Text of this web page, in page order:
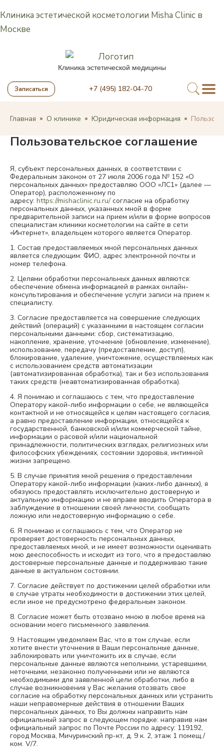
Клиника эстетической косметологии Misha Clinic в
Москве
Клиника эстетической медицины
Записаться +7 (495) 182-04-70
Главная О клинике Юридическая информация
Пользовательское соглашение
Я, субъект персональных данных, в соответствии с
Федеральным законом от 27 июля 2006 года № 152 «О
персональных данных» предоставляю ООО «ЛС1» (далее —
Оператор), расположенному по
адресу: https://mishaclinic.ru.ru/ согласие на обработку
персональных данных, указанных мной в форме
предварительной записи на прием и/или в форме вопросов
специалистам клиники косметологии на сайте в сети
«Интернет», владельцем которого является Оператор.
1. Состав предоставляемых мной персональных данных
является следующим: ФИО, адрес электронной почты и
номер телефона.
2. Целями обработки персональных данных являются:
обеспечение обмена информацией в рамках онлайн-
консультирования и обеспечение услуги записи на прием к
специалисту.
3. Согласие предоставляется на совершение следующих
действий (операций) с указанными в настоящем согласии
персональными данными: сбор, систематизацию,
накопление, хранение, уточнение (обновление, изменение),
использование, передачу (предоставление, доступ),
блокирование, удаление, уничтожение, осуществляемых как
с использованием средств автоматизации
(автоматизированная обработка), так и без использования
таких средств (неавтоматизированная обработка).
4. Я понимаю и соглашаюсь с тем, что предоставление
Оператору какой-либо информации о себе, не являющейся
контактной и не относящейся к целям настоящего согласия,
а равно предоставление информации, относящейся к
государственной, банковской и/или коммерческой тайне,
информации о расовой и/или национальной
принадлежности, политических взглядах, религиозных или
философских убеждениях, состоянии здоровья, интимной
жизни запрещено.
5. В случае принятия мной решения о предоставлении
Оператору какой-либо информации (каких-либо данных), я
обязуюсь предоставлять исключительно достоверную и
актуальную информацию и не вправе вводить Оператора в
заблуждение в отношении своей личности, сообщать
ложную или недостоверную информацию о себе.
6. Я понимаю и соглашаюсь с тем, что Оператор не
проверяет достоверность персональных данных,
предоставляемых мной, и не имеет возможности оценивать
мою дееспособность и исходит из того, что я предоставляю
достоверные персональные данные и поддерживаю такие
данные в актуальном состоянии.
7. Согласие действует по достижении целей обработки или
в случае утраты необходимости в достижении этих целей,
если иное не предусмотрено федеральным законом.
8. Согласие может быть отозвано мною в любое время на
основании моего письменного заявления.
9. Настоящим уведомляем Вас, что в том случае, если
хотите внести уточнения в Ваши персональные данные,
заблокировать или уничтожить их в случае, если
персональные данные являются неполными, устаревшими,
неточными, незаконно полученными или не являются
необходимыми для заявленной цели обработки, либо в
случае возникновения у Вас желания отозвать свое
согласие на обработку персональных данных или устранить
наши неправомерные действия в отношении Ваших
персональных данных, то Вы должны направить нам
официальный запрос в следующем порядке: направив нам
официальный запрос по Почте России по адресу: 119192,
город Москва, Мичуринский пр-кт, д. 9 к. 2, этаж 1 помещ./
ком. V/7.